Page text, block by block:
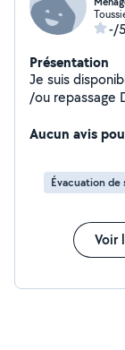
-/5
Présentation
Je suis
/ou repassage
Aucun avis
Évacuation de
Voir